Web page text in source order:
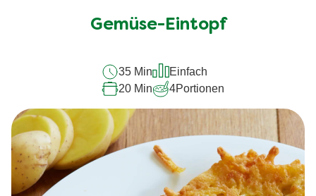
für
recipe
abgegeben
Gemüse-Eintopf
35 Min
Einfach
20 Min
4Portionen